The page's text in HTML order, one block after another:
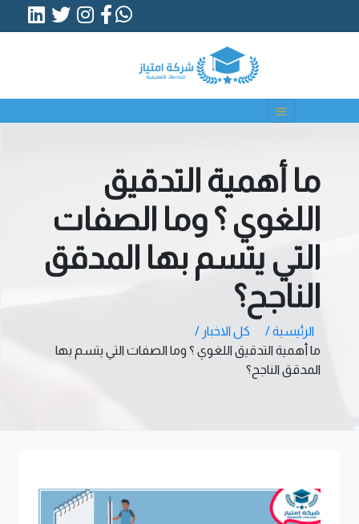
ما أهمية التدقيق
اللغوي ؟ وما الصفات
التي يتسم بها المدقق
الناجح؟
الرئيسية /
كل الاخبار /
ما أهمية التدقيق اللغوي ؟ وما الصفات التي يتسم بها
المدقق الناجح؟